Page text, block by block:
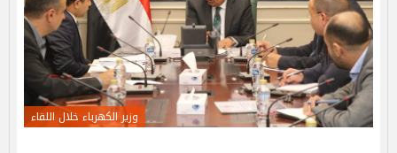
وزير الكهرباء خلال اللقاء